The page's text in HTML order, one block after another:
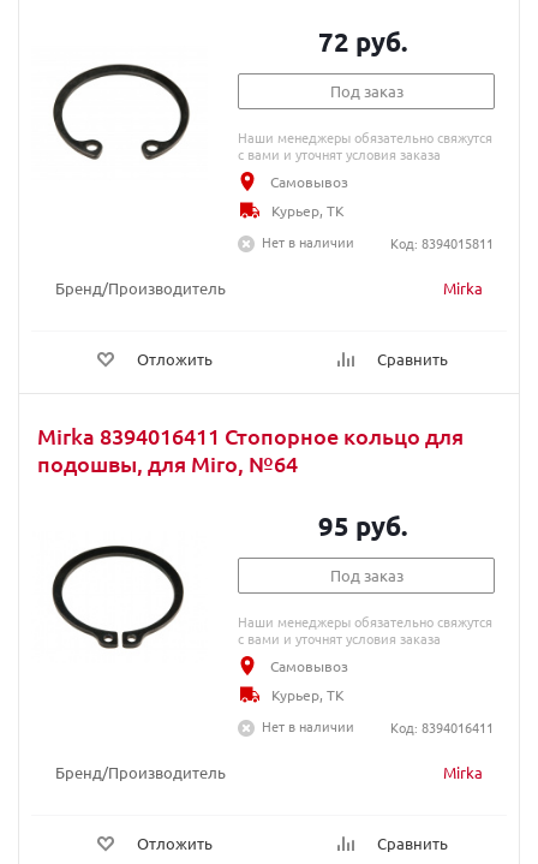
Бренд/Производитель Mirka
Отложить Сравнить
72 руб.
Под заказ
Наши менеджеры обязательно свяжутся
с вами и уточнят условия заказа
Самовывоз
Курьер, ТК
Нет в наличии
Код: 8394015811
Mirka 8394016411 Стопорное кольцо для
подошвы, для Miro, №64
Бренд/Производитель Mirka
Отложить Сравнить
95 руб.
Под заказ
Наши менеджеры обязательно свяжутся
с вами и уточнят условия заказа
Самовывоз
Курьер, ТК
Нет в наличии
Код: 8394016411